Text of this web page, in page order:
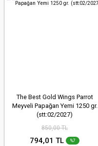
The Best Gold Wings Parrot
Meyveli Papağan Yemi 1250 gr.
(stt:02/2027)
850,00 TL
794,01 TL %7